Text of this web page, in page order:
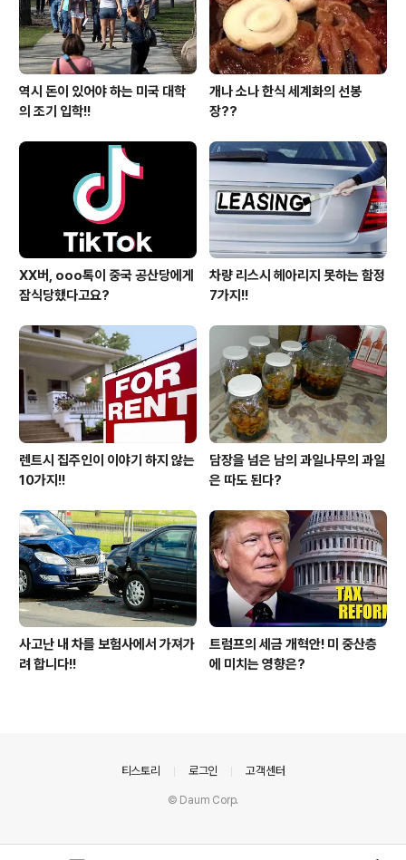
리를 암묵적으로 ..
역시 돈이 있어야 하는 미국 대학
의 조기 입학!!
개나 소나 한식 세계화의 선봉
장??
XX버, ooo톡이 중국 공산당에게
잠식당했다고요?
차량 리스시 헤아리지 못하는 함정
7가지!!
렌트시 집주인이 이야기 하지 않는
10가지!!
담장을 넘은 남의 과일나무의 과일
은 따도 된다?
사고난 내 차를 보험사에서 가져가
려 합니다!!
트럼프의 세금 개혁안! 미 중산층
에 미치는 영향은?
티스토리 로그인 고객센터
© Daum Corp.